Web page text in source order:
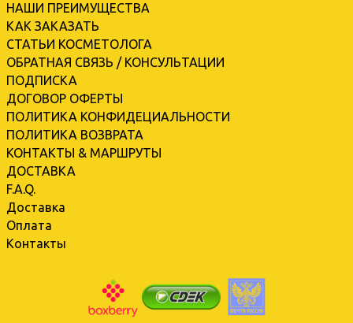
НАШИ ПРЕИМУЩЕСТВА
КАК ЗАКАЗАТЬ
СТАТЬИ КОСМЕТОЛОГА
ОБРАТНАЯ СВЯЗЬ / КОНСУЛЬТАЦИИ
ПОДПИСКА
ДОГОВОР ОФЕРТЫ
ПОЛИТИКА КОНФИДЕЦИАЛЬНОСТИ
ПОЛИТИКА ВОЗВРАТА
КОНТАКТЫ & МАРШРУТЫ
ДОСТАВКА
F.A.Q.
Доставка
Оплата
Контакты